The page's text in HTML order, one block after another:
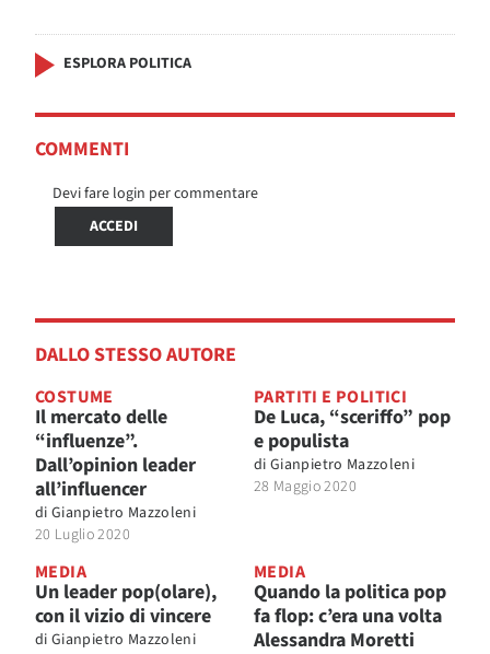
ESPLORA POLITICA
COMMENTI
Devi fare login per commentare
ACCEDI
DALLO STESSO AUTORE
COSTUME
Il mercato delle
“influenze”.
Dall’opinion leader
all’influencer
di Gianpietro Mazzoleni
20 Luglio 2020
PARTITI E POLITICI
De Luca, “sceriffo” pop
e populista
di Gianpietro Mazzoleni
28 Maggio 2020
MEDIA
Un leader pop(olare),
con il vizio di vincere
di Gianpietro Mazzoleni
MEDIA
Quando la politica pop
fa flop: c’era una volta
Alessandra Moretti